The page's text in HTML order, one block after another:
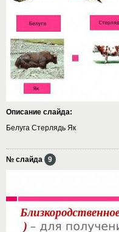
Описание слайда:
Белуга Стерлядь Як
№ слайда 9